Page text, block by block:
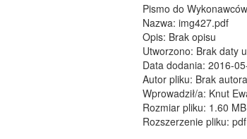
Pismo do
Nazwa: img427.pdf
Opis: Brak opisu
Utworzono: Brak daty
Data dodania: 2016-
Autor pliku: Brak autora
Wprowadził/a: Knut
Rozmiar pliku: 1.60 MB
Rozszerzenie pliku: pdf